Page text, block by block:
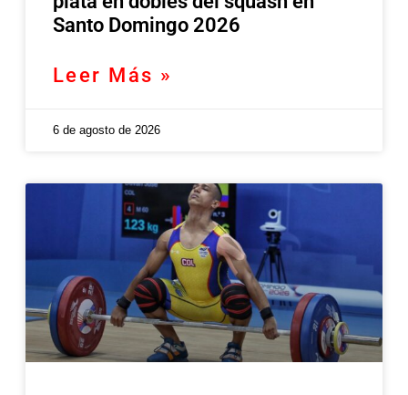
Santo Domingo 2026
Leer Más »
6 de agosto de 2026